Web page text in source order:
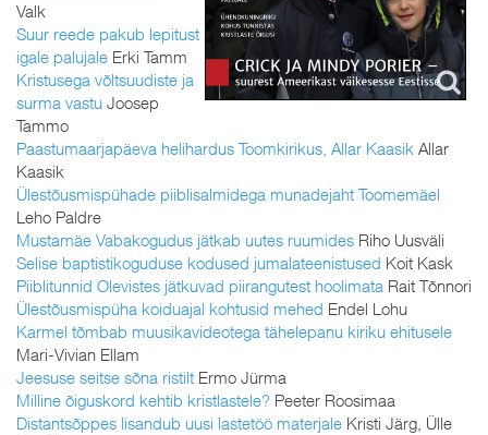
Valk
Suur reede pakub lepitust
igale palujale Erki Tamm
Kristusega võltsuudiste ja
surma vastu Joosep
Tammo
Paastumaarjapäeva helihardus Toomkirikus, Allar Kaasik Allar
Kaasik
Ülestõusmispühade piiblisalmidega munadejaht Toomemäel
Leho Paldre
Mustamäe Vabakogudus jätkab uutes ruumides Riho Uusväli
Selise baptistikoguduse kodused jumalateenistused Koit Kask
Piiblitunnid Olevistes jätkuvad piirangutest hoolimata Rait Tõnnori
Ülestõusmispüha koiduajal kohtusid mehed Endel Lohu
Karmel tõmbab muusikavideotega tähelepanu kiriku ehitusele
Mari-Vivian Ellam
Jeesuse seitse sõna ristilt Ermo Jürma
Milline õiguskord kehtib kristlastele? Peeter Roosimaa
Distantsõppes lisandub uusi lastetöö materjale Kristi Järg, Ülle